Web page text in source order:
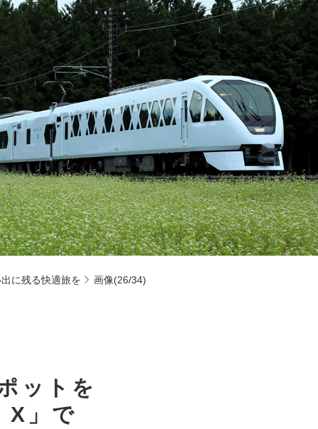
に残る快適旅を 画像(26/34)
ットを
X」で